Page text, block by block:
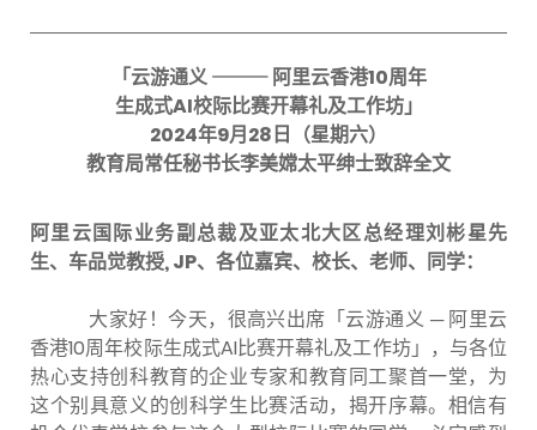
「云游通义⸻阿里云香港10周年
生成式AI校际比赛开幕礼及工作坊」
2024年9月28日（星期六）
教育局常任秘书长李美嫦太平绅士致辞全文
阿里云国际业务副总裁及亚太北大区总经理刘彬星先
生、车品觉教授, JP、各位嘉宾、校长、老师、同学：
大家好！今天，很高兴出席「云游通义 ─阿里云
香港10周年校际生成式AI比赛开幕礼及工作坊」，与各位
热心支持创科教育的企业专家和教育同工聚首一堂，为
这个别具意义的创科学生比赛活动，揭开序幕。相信有